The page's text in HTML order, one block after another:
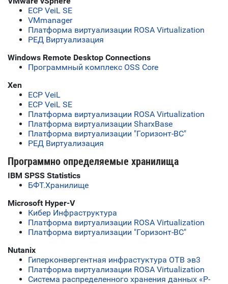
ECP VeiL SE
VMmanager
Платформа виртуализации ROSA Virtualization
РЕД Виртуализация
Windows Remote Desktop Connections
Программный комплекс OSS Core
Xen
ECP VeiL
ECP VeiL SE
Платформа виртуализации ROSA Virtualization
Платформа виртуализации SharxBase
Платформа виртуализации "Горизонт-ВС"
РЕД Виртуализация
Программно определяемые хранилища
IBM SPSS Statistics
БФТ.Хранилище
Microsoft Hyper-V
Кибер Инфраструктура
Платформа виртуализации ROSA Virtualization
Платформа виртуализации "Горизонт-ВС"
Nutanix
Гиперконвергентная инфрастуктура ОТВ эв3
Платформа виртуализации ROSA Virtualization
Система распределенного хранения данных «Р-